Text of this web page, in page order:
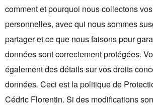
comment et pourquoi nous collectons
personnelles, avec qui nous sommes
partager et ce que nous faisons pour
données sont correctement protégées.
également des détails sur vos droits
données. Ceci est la politique de
Cédric Florentin. Si des modifications